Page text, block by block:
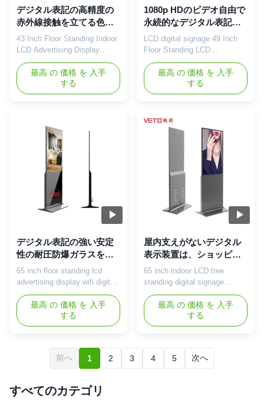
デジタル表記の高精度の
赤外線接触を立てる色の
温度調整の床
43 Inch Floor Standing Indoor
LCD Advertising Display
advertising digital signage
Touch Screen Totem
Description 1)Streamlined
body, bright silver aluminum
screen, latest high precision
touch technology, strong
stability and sensitive ...
最高 の 価格 を 入手
する
1080p HDのビデオ自由で
永続的なデジタル表記、
独立デジタル表記350
Cd/Mの²
LCD digital signage 49 Inch
Floor Standing LCD
Advertising Player Digital
Media Player Display
Function 1. Integrated single
advertising system,
chip, 2. support playing HD
video, up to 1080p. 3. Support
to rotate video program. 4.
Support set the on/off
automatically(up to ...
最高 の 価格 を 入手
する
デジタル表記の強い安定
性の耐圧防爆ガラスを立
てる65インチのWifiの床
65 inch floor standing lcd
advertising display wifi digital
signage Version optional:
Android version, PC version
Touch type: infrared touch /
nano touch / capacitive touch
points: 2/4/6/10/20 points
optional (nano touch and
capacitive touch default 10
points) Touch times: ...
最高 の 価格 を 入手
する
屋内支えがないデジタル
表示装置は、ショッピン
グ モールのための表記だ
けを立てます
65 inch indoor LCD free
standing digital signage
shopping mall sign VETO can
produce 43-65 inch floor-
standing LCD advertising
player, which is widely used in
release in shopping malls,
hospitals, schools, banks,
hotels, commercial buildings,
最高 の 価格 を 入手
する
前へ 1 2 3 4 5 次へ
すべてのカテゴリ